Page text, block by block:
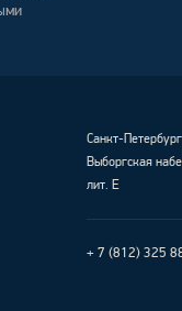
Санкт-Петербург
Выборгская
лит. Е
+ 7 (812) 325